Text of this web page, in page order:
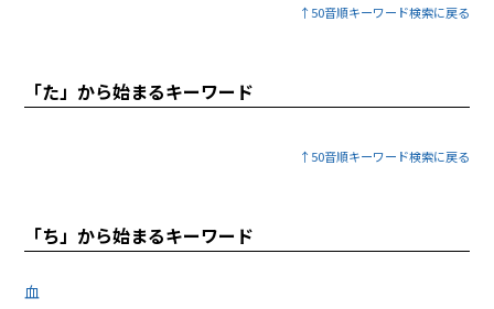
↑50音順キーワード検索に戻る
「た」から始まるキーワード
↑50音順キーワード検索に戻る
「ち」から始まるキーワード
血